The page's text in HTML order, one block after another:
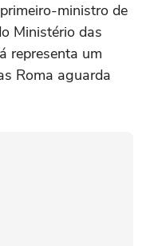
ministro de
Ministério das
representa um
Roma aguarda